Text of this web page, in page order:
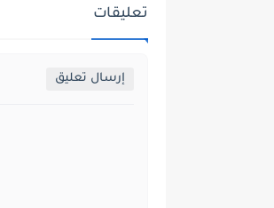
تعليقات
إرسال تعليق